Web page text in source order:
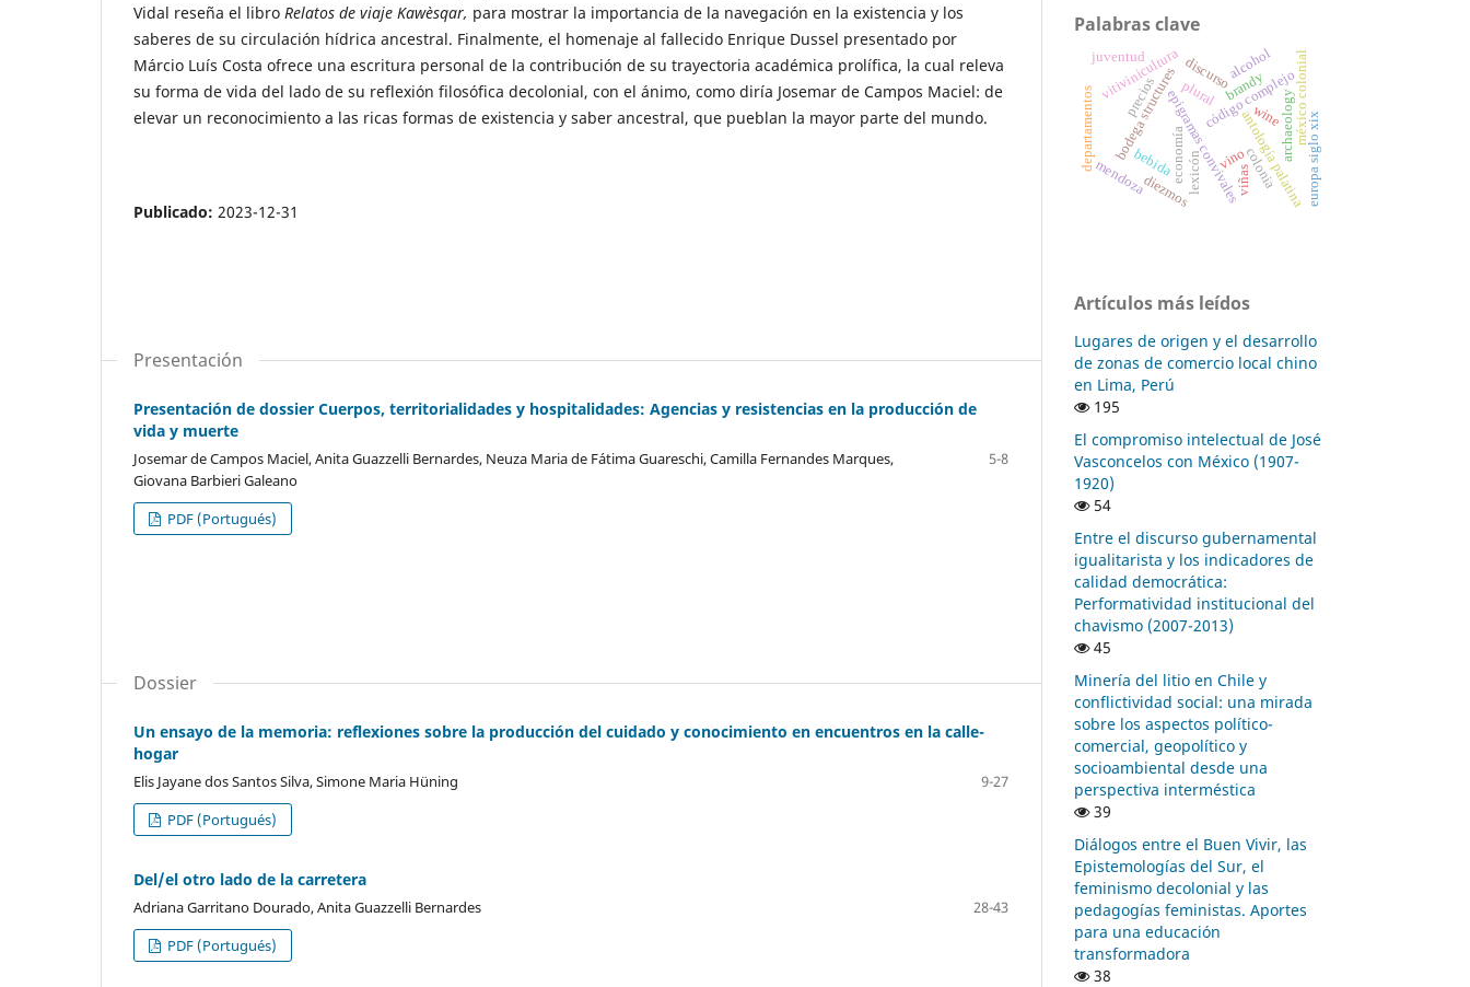
Vidal reseña el libro Relatos de viaje Kawèsqar, para mostrar la importancia de la navegación en la existencia y los
saberes de su circulación hídrica ancestral. Finalmente, el homenaje al fallecido Enrique Dussel presentado por
Márcio Luís Costa ofrece una escritura personal de la contribución de su trayectoria académica prolífica, la cual releva
su forma de vida del lado de su reflexión filosófica decolonial, con el ánimo, como diría Josemar de Campos Maciel: de
elevar un reconocimiento a las ricas formas de existencia y saber ancestral, que pueblan la mayor parte del mundo.
Publicado: 2023-12-31
Presentación
Presentación de dossier Cuerpos, territorialidades y hospitalidades: Agencias y resistencias en la producción de
vida y muerte
Josemar de Campos Maciel, Anita Guazzelli Bernardes, Neuza Maria de Fátima Guareschi, Camilla Fernandes Marques,
Giovana Barbieri Galeano
5-8
PDF (Portugués)
Dossier
Un ensayo de la memoria: reflexiones sobre la producción del cuidado y conocimiento en encuentros en la calle-
hogar
Elis Jayane dos Santos Silva, Simone Maria Hüning
9-27
PDF (Portugués)
Del/el otro lado de la carretera
Adriana Garritano Dourado, Anita Guazzelli Bernardes
28-43
PDF (Portugués)
Palabras clave
epigramas convivalesantología palatina
vino
código complejo
plural
wine
brandy
bodega structures archaeology
colonia
precios
economía
vitivinicultura
diezmos
méxico colonial
mendoza
departamentos europa siglo xix
viñas
discurso
lexicón
bebida
alcohol
juventud
Artículos más leídos
Lugares de origen y el desarrollo
de zonas de comercio local chino
en Lima, Perú
195
El compromiso intelectual de José
Vasconcelos con México (1907-
1920)
54
Entre el discurso gubernamental
igualitarista y los indicadores de
calidad democrática:
Performatividad institucional del
chavismo (2007-2013)
45
Minería del litio en Chile y
conflictividad social: una mirada
sobre los aspectos político-
comercial, geopolítico y
socioambiental desde una
perspectiva interméstica
39
Diálogos entre el Buen Vivir, las
Epistemologías del Sur, el
feminismo decolonial y las
pedagogías feministas. Aportes
para una educación
transformadora
38